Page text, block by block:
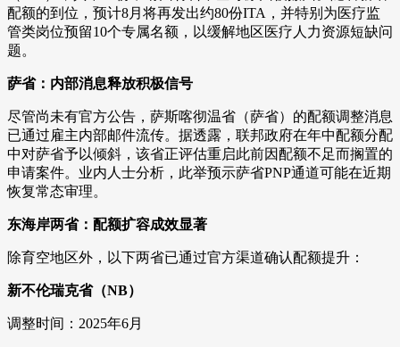
配额的到位，预计8月将再发出约80份ITA，并特别为医疗监
管类岗位预留10个专属名额，以缓解地区医疗人力资源短缺问
题。
萨省：内部消息释放积极信号
尽管尚未有官方公告，萨斯喀彻温省（萨省）的配额调整消息
已通过雇主内部邮件流传。据透露，联邦政府在年中配额分配
中对萨省予以倾斜，该省正评估重启此前因配额不足而搁置的
申请案件。业内人士分析，此举预示萨省PNP通道可能在近期
恢复常态审理。
东海岸两省：配额扩容成效显著
除育空地区外，以下两省已通过官方渠道确认配额提升：
新不伦瑞克省（NB）
调整时间：2025年6月